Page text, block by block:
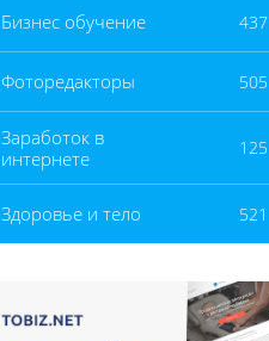
Бизнес обучение 437
Фоторедакторы 505
Заработок в
интернете
125
Здоровье и тело 521